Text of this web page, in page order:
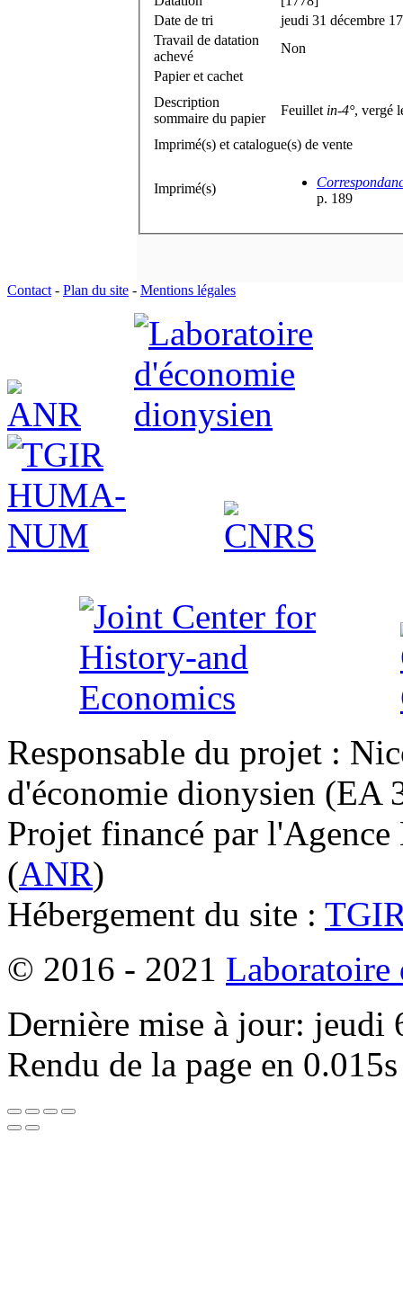
Date de tri
jeudi 31 décembre
Travail de datation
achevé
Non
Papier et cachet
Description
sommaire du papier
Feuillet in-4°, vergé
Imprimé(s) et catalogue(s) de vente
Imprimé(s)
p. 189
Contact - Plan du site - Mentions légales
Responsable du projet :
d'économie dionysien
Projet financé par l'Agence
(ANR)
Hébergement du site :
© 2016 - 2021 Laboratoire
Dernière mise à jour:
Rendu de la page en 0.015s